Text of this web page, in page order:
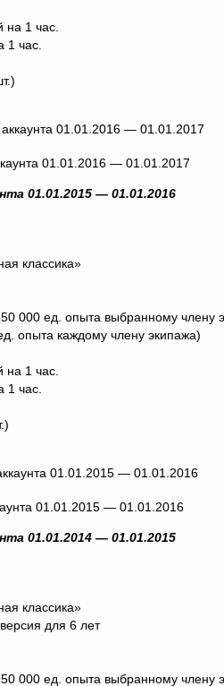
на 1 час.
1 час.
01.01.2016 — 01.01.2017
01.01.2015 — 01.01.2016
классика»
000 ед. опыта выбранному члену
опыта каждому члену экипажа)
на 1 час.
1 час.
01.01.2015 — 01.01.2016
01.01.2014 — 01.01.2015
классика»
для 6 лет
000 ед. опыта выбранному члену